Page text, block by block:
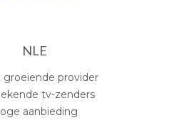
NLE
groeiende provider
tv-zenders
aanbieding